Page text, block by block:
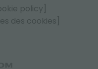
policy]
des cookies]